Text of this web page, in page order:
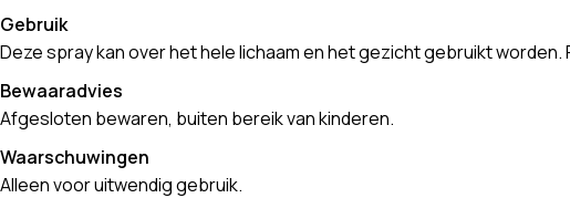
Gebruik
Deze spray kan over het hele lichaam en het gezicht gebruikt
Bewaaradvies
Afgesloten bewaren, buiten bereik van kinderen.
Waarschuwingen
Alleen voor uitwendig gebruik.